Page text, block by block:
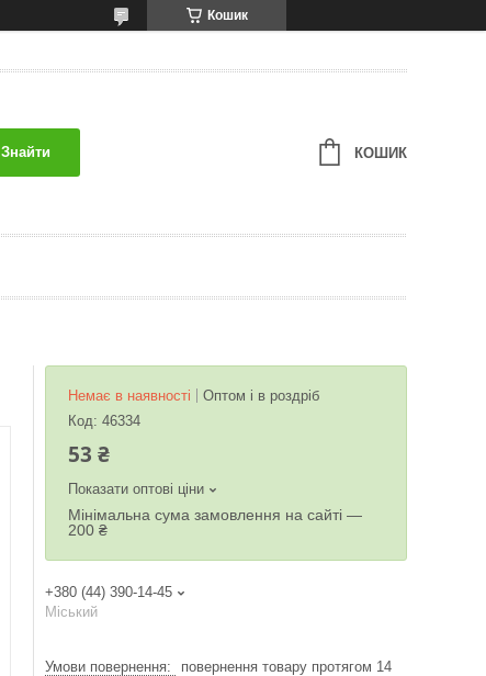
Кошик
Знайти КОШИК
Немає в наявності
Оптом і в роздріб
Код: 46334
53 ₴
Показати оптові ціни
Мінімальна сума замовлення на сайті —
200 ₴
+380 (44) 390-14-45
Міський
повернення товару протягом 14